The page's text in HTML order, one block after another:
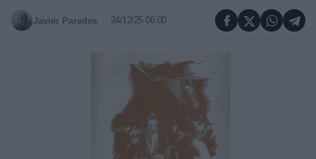
Javier Paredes 24/12/25 06:00